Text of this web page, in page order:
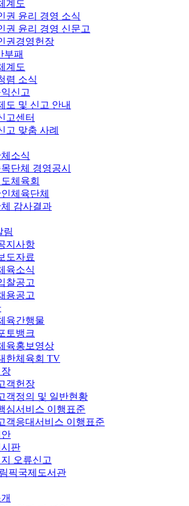
계도
권 윤리 경영 소식
권 윤리 경영 신문고
권경영헌장
부패
계도
렴 소식
신고
도 및 신고 안내
고센터
고 맞춤 사례
소식
단체 경영공시
체육회
체육단체
감사결과
림
지사항
도자료
육소식
찰공고
용공고
육간행물
토뱅크
육홍보영상
한체육회 TV
객헌장
객정의 및 일반현황
심서비스 이행표준
객응대서비스 이행표준
판
오류신고
픽국제도서관